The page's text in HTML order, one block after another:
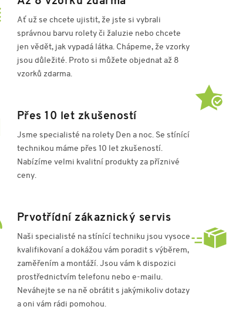
Ať už se chcete ujistit, že jste si vybrali
správnou barvu rolety či žaluzie nebo chcete
jen vědět, jak vypadá látka. Chápeme, že vzorky
jsou důležité. Proto si můžete objednat až 8
vzorků zdarma.
Přes 10 let zkušeností
Jsme specialisté na rolety Den a noc. Se stínící
technikou máme přes 10 let zkušeností.
Nabízíme velmi kvalitní produkty za příznivé
ceny.
Prvotřídní zákaznický servis
Naši specialisté na stínící techniku jsou vysoce
kvalifikovaní a dokážou vám poradit s výběrem,
zaměřením a montáží. Jsou vám k dispozici
prostřednictvím telefonu nebo e-mailu.
Neváhejte se na ně obrátit s jakýmikoliv dotazy
a oni vám rádi pomohou.